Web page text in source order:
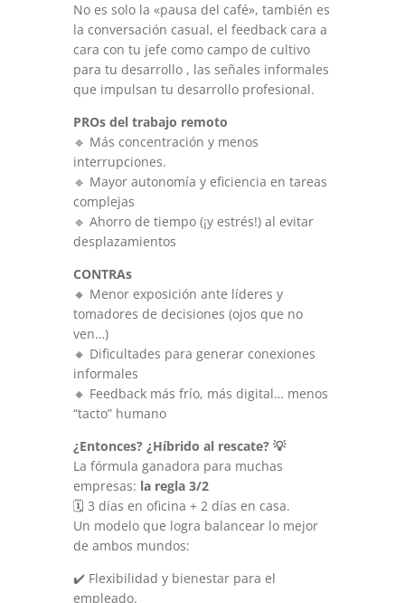
No es solo la «pausa del café», también es
la conversación casual, el feedback cara a
cara con tu jefe como campo de cultivo
para tu desarrollo , las señales informales
que impulsan tu desarrollo profesional.
PROs del trabajo remoto
🔹 Más concentración y menos
interrupciones.
🔹 Mayor autonomía y eficiencia en tareas
complejas
🔹 Ahorro de tiempo (¡y estrés!) al evitar
desplazamientos
CONTRAs
🔸 Menor exposición ante líderes y
tomadores de decisiones (ojos que no
ven…)
🔸 Dificultades para generar conexiones
informales
🔸 Feedback más frío, más digital… menos
“tacto” humano
¿Entonces? ¿Híbrido al rescate? 💡
La fórmula ganadora para muchas
empresas: la regla 3/2
🗓️ 3 días en oficina + 2 días en casa.
Un modelo que logra balancear lo mejor
de ambos mundos:
✔️ Flexibilidad y bienestar para el
empleado.